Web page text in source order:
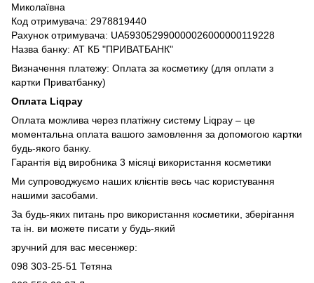
Миколаївна
Код отримувача: 2978819440
Рахунок отримувача: UA593052990000026000000119228
Назва банку: АТ КБ "ПРИВАТБАНК"
Визначення платежу: Оплата за косметику (для оплати з
картки Приватбанку)
Оплата Liqpay
Оплата можлива через платіжну систему Liqpay – це
моментальна оплата вашого замовлення за допомогою картки
будь-якого банку.
Гарантія від виробника 3 місяці використання косметики
Ми супроводжуємо наших клієнтів весь час користування
нашими засобами.
За будь-яких питань про використання косметики, зберігання
та ін. ви можете писати у будь-який
зручний для вас месенжер:
098 303-25-51 Тетяна